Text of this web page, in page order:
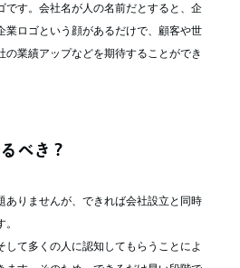
です。会社名が人の名前だとすると、企
業ロゴという顔があるだけで、顧客や世
の業績アップなどを期待することができ
べき？
ありませんが、できれば会社設立と同時
して多くの人に認知してもらうことによ